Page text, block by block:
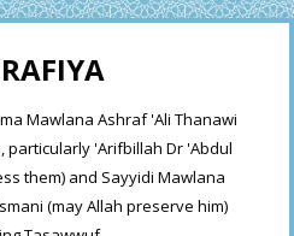
Mawlana Ashraf 'Ali Thanawi
particularly 'Arifbillah Dr 'Abdul
them) and Sayyidi Mawlana
(may Allah preserve him)